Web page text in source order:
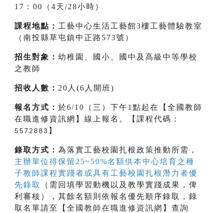
17：00（4天/28小時）
課程地點： 工藝中心生活工藝館3樓工藝體驗教室
（南投縣草屯鎮中正路573號）
招生對象： 幼稚園、國小、國中及高級中等學校
之教師
招收人數： 20人(6人開班)
報名方式： 於6/10（三）下午1點起在【全國教師
在職進修資訊網】線上報名。【課程代碼：
5572883 】
錄取方式： 為落實工藝校園扎根政策推動所需，
主辦單位得保留25~50%名額供本中心培育之種
子教師課程實踐者或具有工藝校園扎根潛力者優
先錄取
（需回填學習動機以及教學實踐成果，俾
利審核），其餘名額則依報名優先順序錄取，錄
取名單請至【 全國教師在職進修資訊網 】查詢